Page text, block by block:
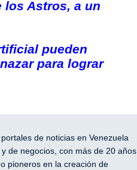
los Astros, a un
pueden
para lograr
de noticias en Venezuela
de negocios, con más de 20 años
pioneros en la creación de